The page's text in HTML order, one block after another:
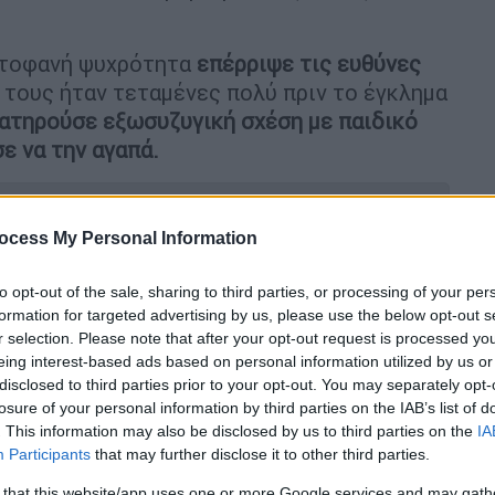
My Personal Information
opt-out of the sale, sharing to third parties, or processing of your
for targeted advertising by us, please use the below opt-out
selection. Please note that after your opt-out request is processed
interest-based ads based on personal information utilized by us
to third parties prior to your opt-out. You may separately
of your personal information by third parties on the IAB’s list of
This information may also be disclosed by us to third parties on the
Participants that may further disclose it to other third parties.
ψυχρότητα επέρριψε τις ευθύνες
τους ήταν τεταμένες πολύ πριν το έγκλημα
εξωσυζυγική σχέση με παιδικό
να την αγαπά.
για το σκάνδαλο του
του και μοιράστηκε τις